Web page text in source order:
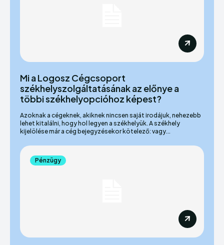
Mi a Logosz Cégcsoport
székhelyszolgáltatásának az előnye a
többi székhelyopcióhoz képest?
Azoknak a cégeknek, akiknek nincsen saját irodájuk, nehezebb
lehet kitalálni, hogy hol legyen a székhelyük. A székhely
kijelölése már a cég bejegyzésekor kötelező: vagy...
Pénzügy